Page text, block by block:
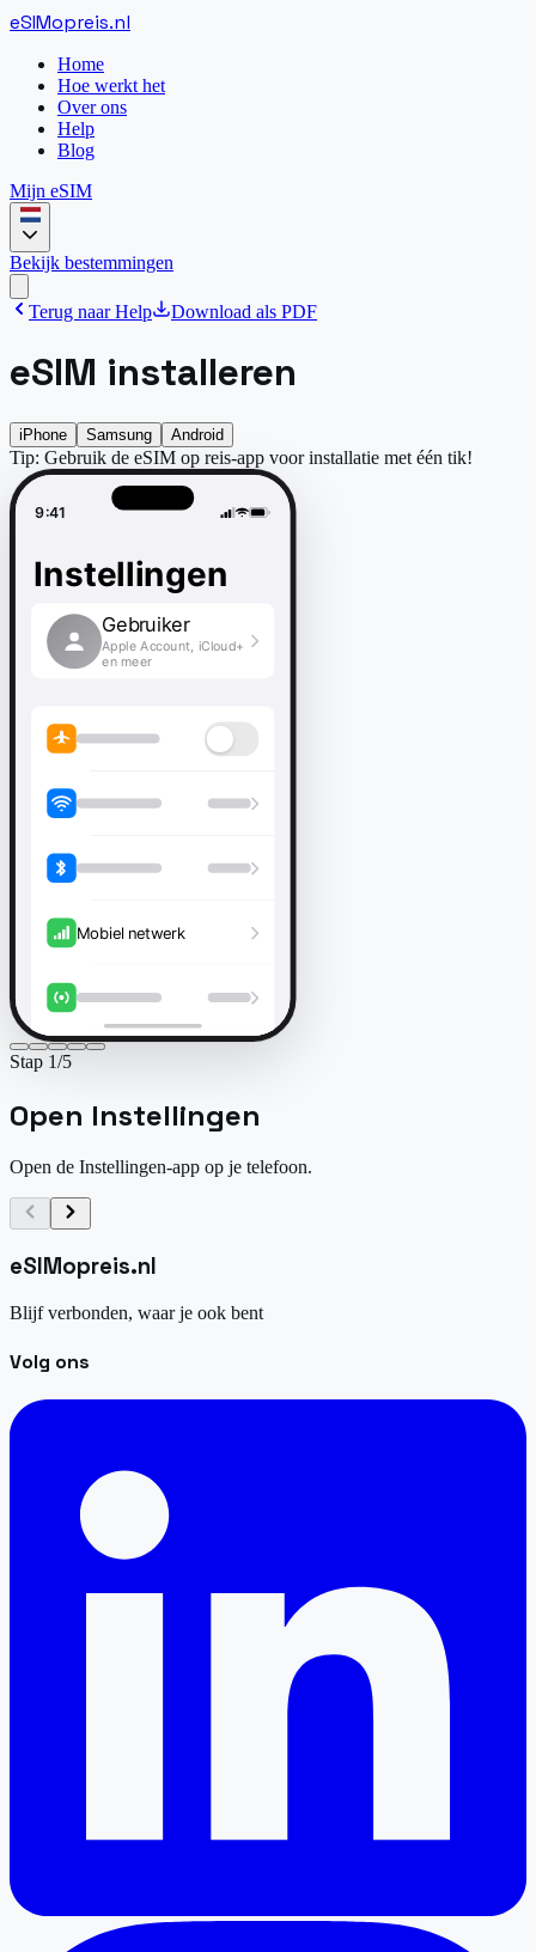
eSIMopreis.nl
Home
Hoe werkt het
Over ons
Help
Blog
Mijn eSIM
Bekijk bestemmingen
Terug naar Help Download als PDF
eSIM installeren
iPhone Samsung Android
Tip: Gebruik de eSIM op reis-app voor installatie met één tik!
9:41
Instellingen
Gebruiker
Apple Account, iCloud+
en meer
Mobiel netwerk
Stap 1/5
Open Instellingen
Open de Instellingen-app op je telefoon.
eSIMopreis.nl
Blijf verbonden, waar je ook bent
Volg ons